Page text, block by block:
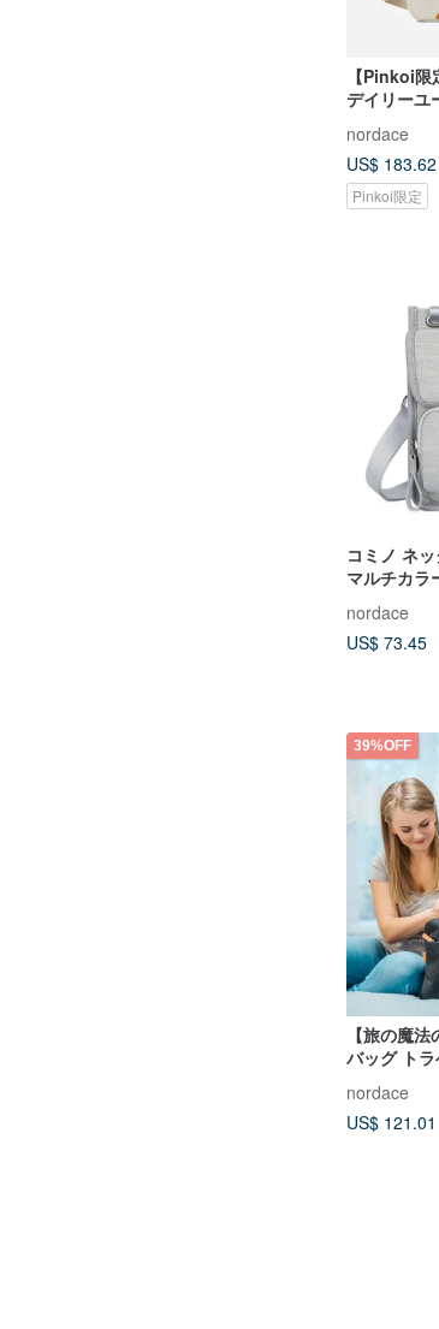
【Pinkoi
デイリーユ
バックパッ
nordace
US$ 183.62
Pinkoi限定
コミノ ネ
マルチカラ
量性
nordace
US$ 73.45
39%OFF
【旅の魔
バッグ ト
nordace
US$ 121.01